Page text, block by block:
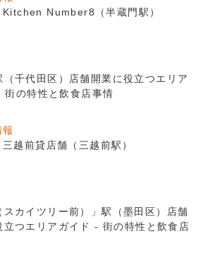
Number8（半蔵門駅）
（千代田区）店舗開業に役立つエリア
街の特性と飲食店事情
越前貸店舗（三越前駅）
スカイツリー前）」駅（墨田区）店舗
立つエリアガイド - 街の特性と飲食店